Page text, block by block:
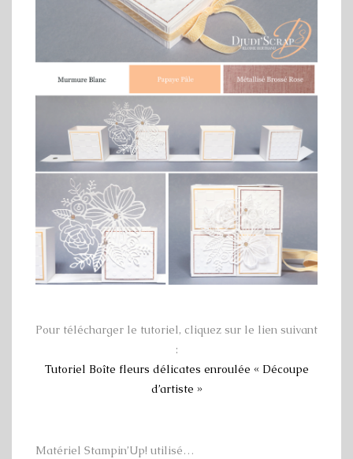
Pour télécharger le tutoriel, cliquez sur le lien suivant
:
Tutoriel Boîte fleurs délicates enroulée « Découpe
d’artiste »
Matériel Stampin’Up! utilisé…